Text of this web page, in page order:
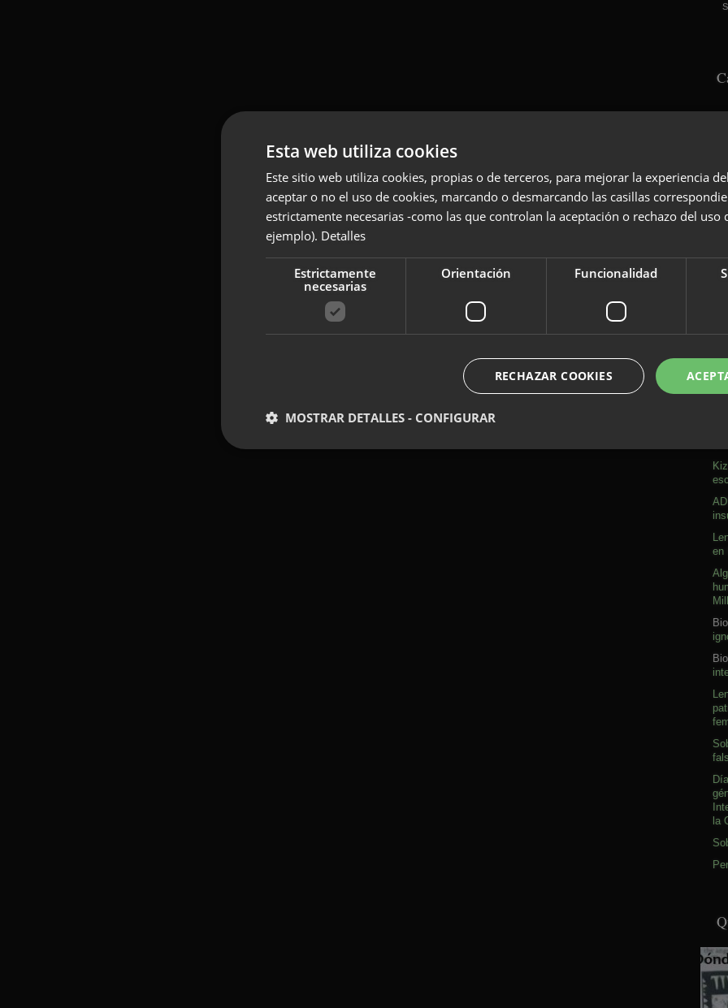
en
la
Esta web utiliza cookies
Este sitio web utiliza cookies, propias o de terceros, para mejorar la experiencia
aceptar o no el uso de cookies, marcando o desmarcando las casillas
estrictamente necesarias -como las que controlan la aceptación o rechazo del uso
ejemplo). Detalles
Estrictamente
necesarias
Orientación Funcionalidad
RECHAZAR COOKIES
MOSTRAR DETALLES - CONFIGURAR